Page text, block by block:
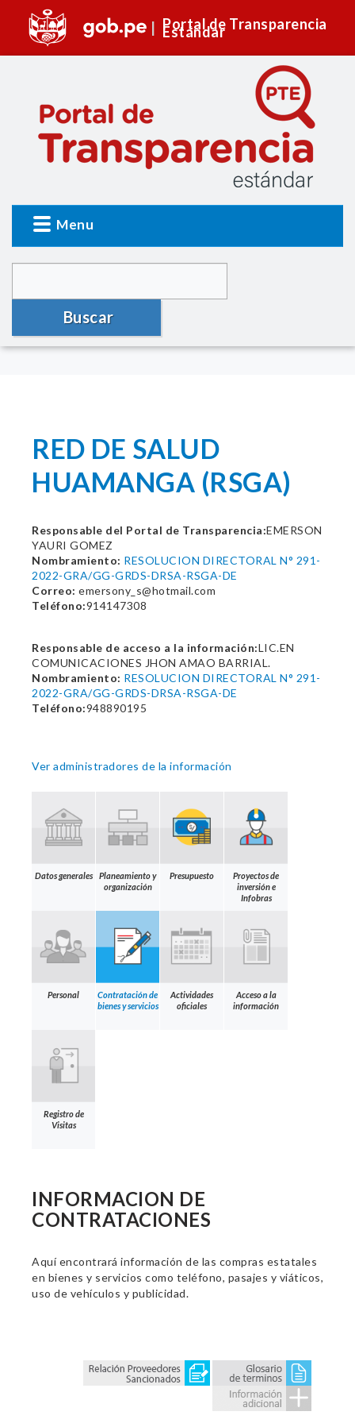
Portal de Transparencia
Estándar
Menu
Buscar
RED DE SALUD
HUAMANGA (RSGA)
Responsable del Portal de Transparencia:EMERSON
YAURI GOMEZ
Nombramiento: RESOLUCION DIRECTORAL N° 291-
2022-GRA/GG-GRDS-DRSA-RSGA-DE
Correo: emersony_s@hotmail.com
Teléfono:914147308
Responsable de acceso a la información:LIC.EN
COMUNICACIONES JHON AMAO BARRIAL.
Nombramiento: RESOLUCION DIRECTORAL N° 291-
2022-GRA/GG-GRDS-DRSA-RSGA-DE
Teléfono:948890195
Ver administradores de la información
Datos generales
Planeamiento y
organización
Presupuesto
Proyectos de
inversión e
Infobras
Personal
Contratación de
bienes y servicios
Actividades
oficiales
Acceso a la
información
Registro de
Visitas
INFORMACION DE
CONTRATACIONES
Aquí encontrará información de las compras estatales
en bienes y servicios como teléfono, pasajes y viáticos,
uso de vehículos y publicidad.